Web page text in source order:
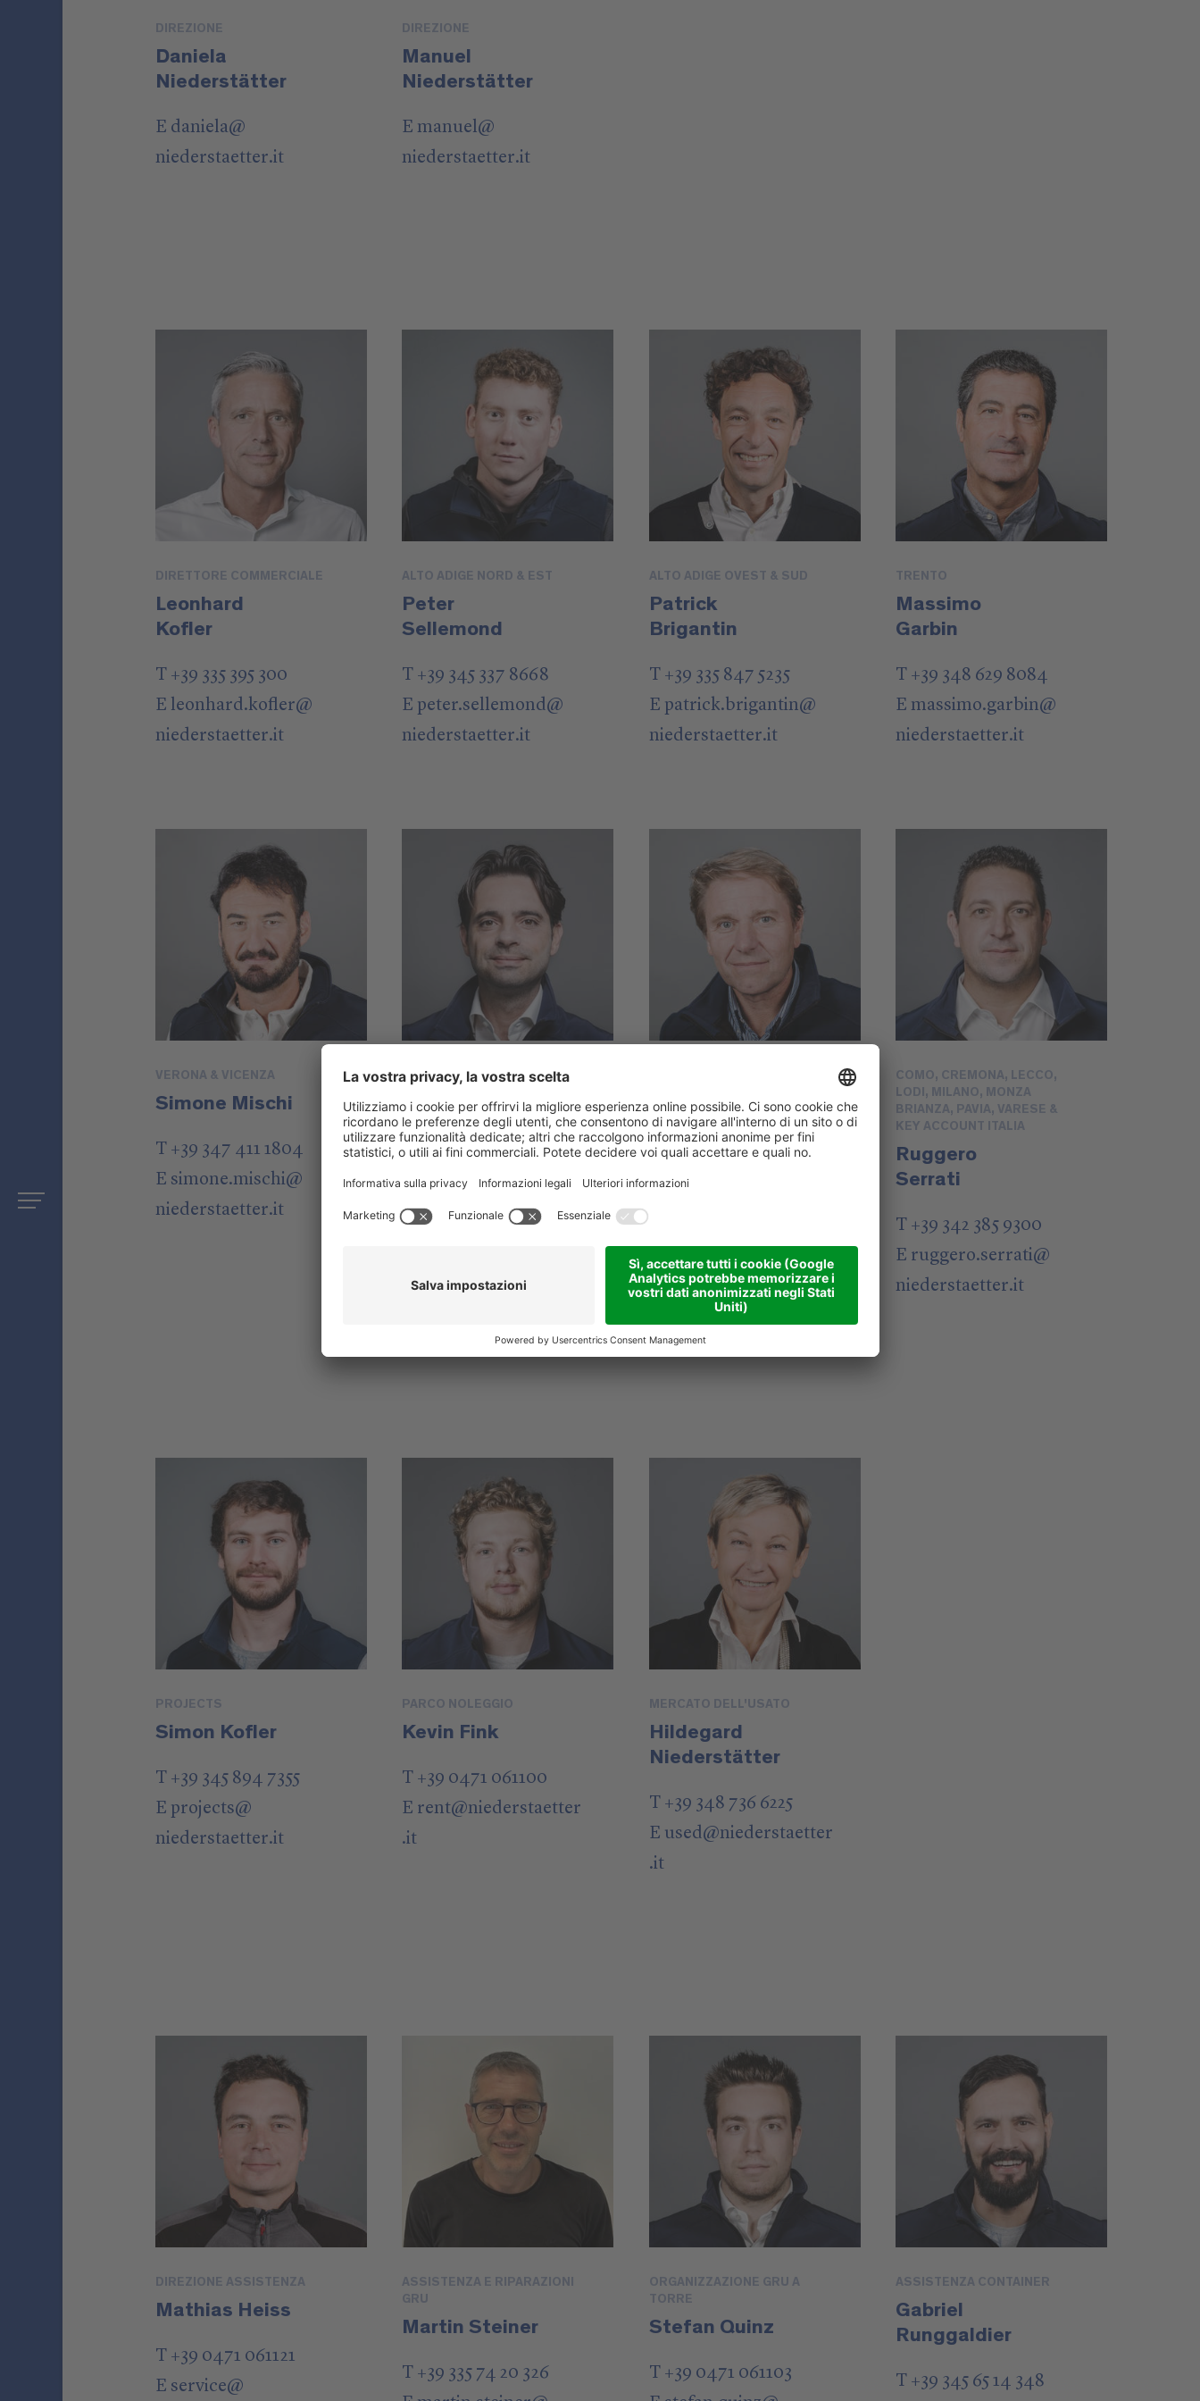
DIREZIONE
Daniela
Niederstätter
E daniela@
niederstaetter.it
DIREZIONE
Manuel
Niederstätter
E manuel@
niederstaetter.it
DIRETTORE COMMERCIALE
Leonhard
Kofler
T +39 335 395 300
E leonhard.kofler@
niederstaetter.it
ALTO ADIGE NORD & EST
Peter
Sellemond
T +39 345 337 8668
E peter.sellemond@
niederstaetter.it
ALTO ADIGE OVEST & SUD
Patrick
Brigantin
T +39 335 847 5235
E patrick.brigantin@
niederstaetter.it
TRENTO
Massimo
Garbin
T +39 348 629 8084
E massimo.garbin@
niederstaetter.it
VERONA & VICENZA
Simone Mischi
T +39 347 411 1804
E simone.mischi@
niederstaetter.it
TREVISO & PORDENONE
Emanuele
Pastorello
T +39 340 056 8188
Eemanuele.pastorello
Natalino
Kratter
COMO, CREMONA, LECCO,
LODI, MILANO, MONZA
BRIANZA, PAVIA, VARESE &
KEY ACCOUNT ITALIA
Ruggero
Serrati
T +39 342 385 9300
E ruggero.serrati@
niederstaetter.it
PROJECTS
Simon Kofler
T +39 345 894 7355
E projects@
niederstaetter.it
PARCO NOLEGGIO
Kevin Fink
T +39 0471 061100
E rent@niederstaetter
.it
MERCATO DELL'USATO
Hildegard
Niederstätter
T +39 348 736 6225
E used@niederstaetter
.it
DIREZIONE ASSISTENZA
Mathias Heiss
T +39 0471 061121
E service@
ASSISTENZA E RIPARAZIONI
GRU
Martin Steiner
T +39 335 74 20 326
ORGANIZZAZIONE GRU A
TORRE
Stefan Quinz
T +39 0471 061103
ASSISTENZA CONTAINER
Gabriel
Runggaldier
T +39 345 65 14 348